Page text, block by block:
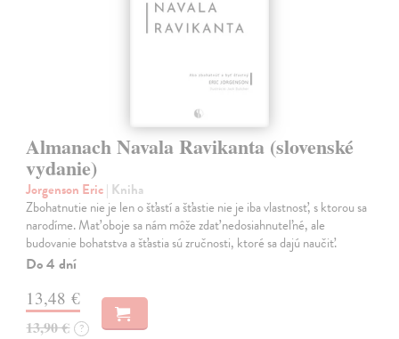
Almanach Navala Ravikanta (slovenské
vydanie)
Jorgenson Eric| Kniha
Zbohatnutie nie je len o šťastí a šťastie nie je iba vlastnosť, s ktorou sa
narodíme. Mať oboje sa nám môže zdať nedosiahnuteľné, ale
budovanie bohatstva a šťastia sú zručnosti, ktoré sa dajú naučiť.
Do 4 dní
13,48 €
13,90 € ?